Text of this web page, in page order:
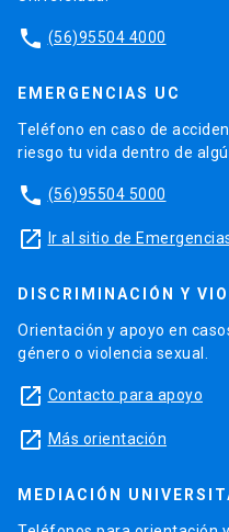
phone (56)95504 4000
EMERGENCIAS UC
Teléfono en caso de
riesgo tu vida dentro de
phone (56)95504 5000
launch Ir al sitio de
DISCRIMINACIÓN Y
Orientación y apoyo en
género o violencia sexual.
launch Contacto para apoyo
launch Más orientación
MEDIACIÓN